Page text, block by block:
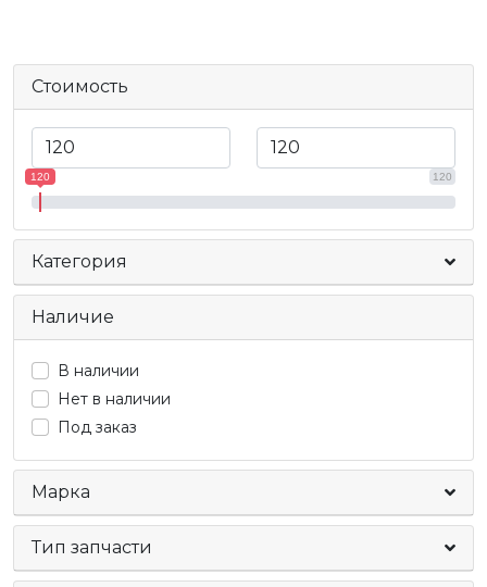
Стоимость
120
120
Наличие
В наличии
Нет в наличии
Под заказ
Марка
Тип запчасти
Категория